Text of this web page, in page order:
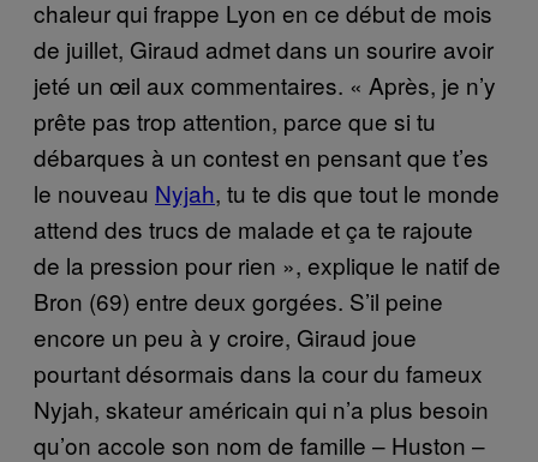
chaleur qui frappe Lyon en ce début de mois
de juillet, Giraud admet dans un sourire avoir
jeté un œil aux commentaires. « Après, je n’y
prête pas trop attention, parce que si tu
débarques à un contest en pensant que t’es
le nouveau Nyjah, tu te dis que tout le monde
attend des trucs de malade et ça te rajoute
de la pression pour rien », explique le natif de
Bron (69) entre deux gorgées. S’il peine
encore un peu à y croire, Giraud joue
pourtant désormais dans la cour du fameux
Nyjah, skateur américain qui n’a plus besoin
qu’on accole son nom de famille – Huston –